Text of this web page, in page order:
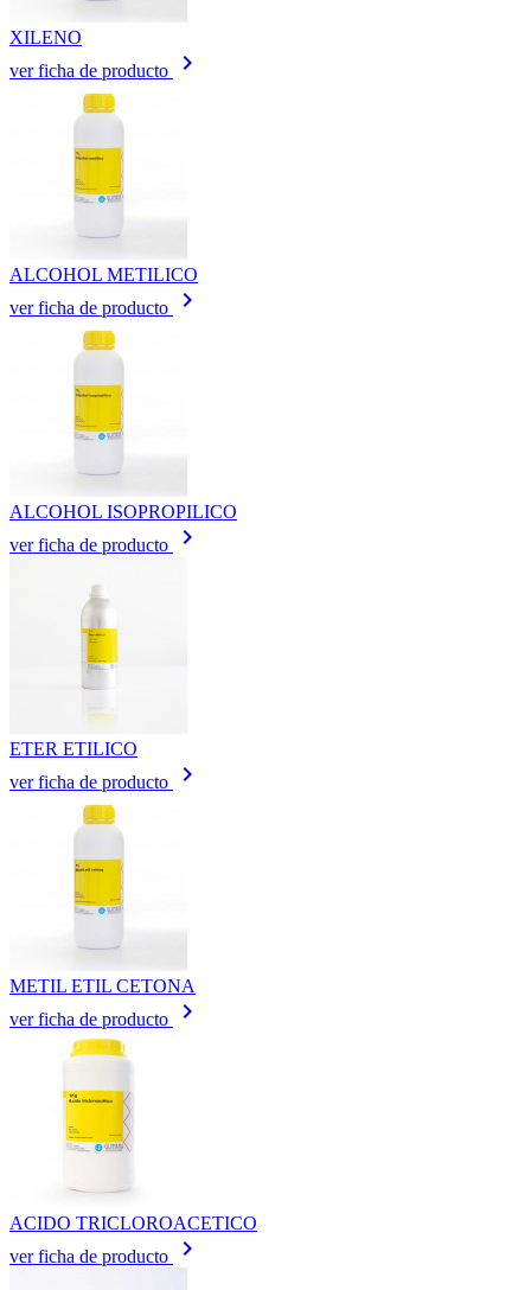
XILENO
ver ficha de producto
keyboard_arrow_right
ALCOHOL METILICO
ver ficha de producto
keyboard_arrow_right
ALCOHOL ISOPROPILICO
ver ficha de producto
keyboard_arrow_right
ETER ETILICO
ver ficha de producto
keyboard_arrow_right
METIL ETIL CETONA
ver ficha de producto
keyboard_arrow_right
ACIDO TRICLOROACETICO
ver ficha de producto
keyboard_arrow_right